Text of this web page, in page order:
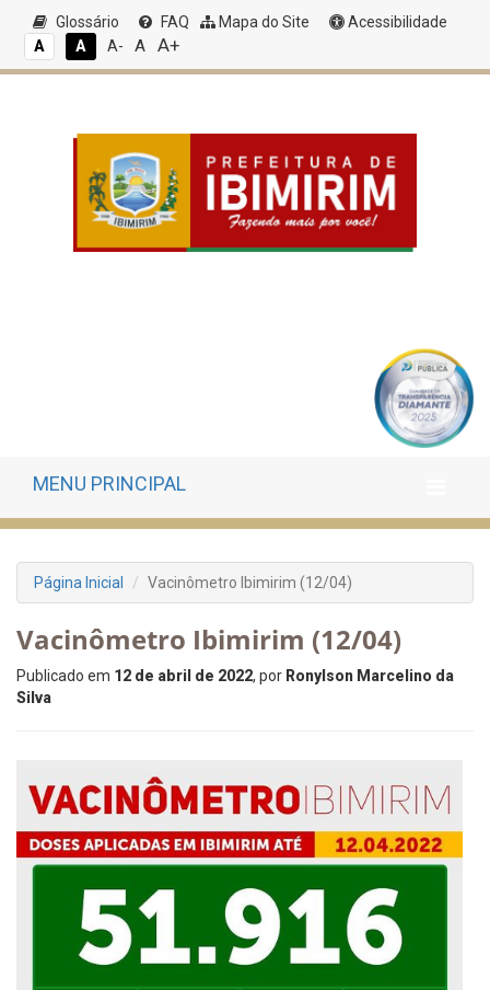
Glossário FAQ Mapa do Site
Acessibilidade
A
A A- A A+
MENU PRINCIPAL
Página Inicial Vacinômetro Ibimirim (12/04)
Vacinômetro Ibimirim (12/04)
Publicado em 12 de abril de 2022, por Ronylson Marcelino da
Silva